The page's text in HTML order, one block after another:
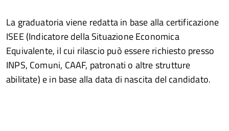
La graduatoria viene redatta in base alla certificazione
ISEE (Indicatore della Situazione Economica
Equivalente, il cui rilascio può essere richiesto presso
INPS, Comuni, CAAF, patronati o altre strutture
abilitate) e in base alla data di nascita del candidato.